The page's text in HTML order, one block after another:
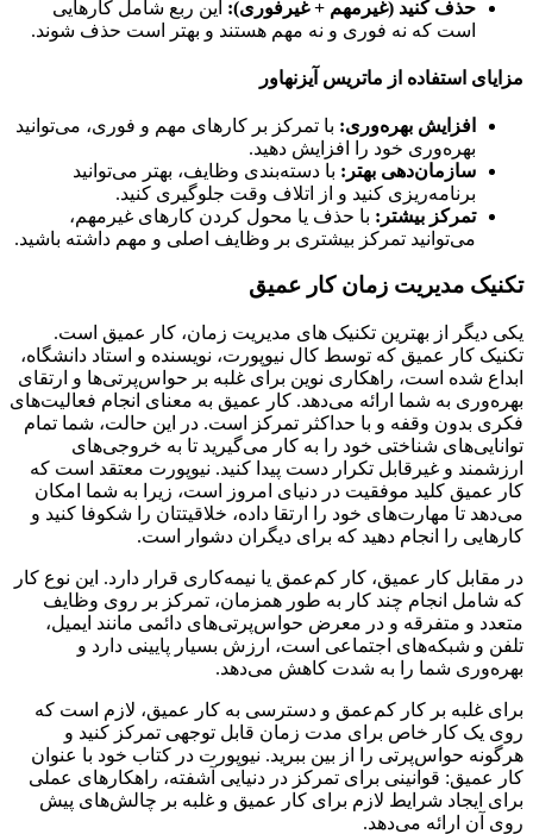
حذف کنید (غیرمهم + غیرفوری):این ربع شامل کارهایی
است که نه فوری و نه مهم هستند و بهتر است حذف شوند.
استفاده از ماتریس آیزنهاور
افزایش بهره‌وری:با تمرکز بر کارهای مهم و فوری، می‌توانید
بهره‌وری خود را افزایش دهید.
سازمان‌دهی بهتر: با دسته‌بندی وظایف، بهتر می‌توانید
برنامه‌ریزی کنید و از اتلاف وقت جلوگیری کنید.
تمرکز بیشتر:با حذف یا محول کردن کارهای غیرمهم،
می‌توانید تمرکز بیشتری بر وظایف اصلی و مهم داشته باشید.
مدیریت زمان کار عمیق
دیگر از بهترین تکنیک های مدیریت زمان، کار عمیق است.
کار عمیق که توسط کال نیوپورت، نویسنده و استاد دانشگاه،
شده است، راهکاری نوین برای غلبه بر حواس‌پرتی‌ها و ارتقای
به شما ارائه می‌دهد. کار عمیق به معنای انجام فعالیت‌های
بدون وقفه و با حداکثر تمرکز است. در این حالت، شما تمام
شناختی خود را به کار می‌گیرید تا به خروجی‌های
و غیرقابل تکرار دست پیدا کنید. نیوپورت معتقد است که
عمیق کلید موفقیت در دنیای امروز است، زیرا به شما امکان
تا مهارت‌های خود را ارتقا داده، خلاقیتتان را شکوفا کنید و
را انجام دهید که برای دیگران دشوار است.
کار عمیق، کار کم‌عمق یا نیمه‌کاری قرار دارد. این نوع کار
انجام چند کار به طور همزمان، تمرکز بر روی وظایف
و متفرقه و در معرض حواس‌پرتی‌های دائمی مانند ایمیل،
و شبکه‌های اجتماعی است، ارزش بسیار پایینی دارد و
شما را به شدت کاهش می‌دهد.
غلبه بر کار کم‌عمق و دسترسی به کار عمیق، لازم است که
یک کار خاص برای مدت زمان قابل توجهی تمرکز کنید و
حواس‌پرتی را از بین ببرید. نیوپورت در کتاب خود با عنوان
قوانینی برای تمرکز در دنیایی آشفته، راهکارهای عملی
ایجاد شرایط لازم برای کار عمیق و غلبه بر چالش‌های پیش
آن ارائه می‌دهد.